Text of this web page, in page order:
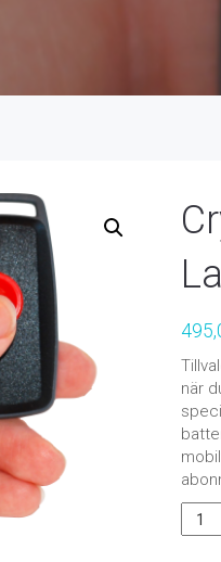
när
Crystal